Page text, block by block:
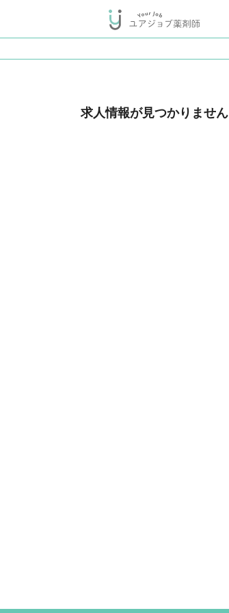
求人情報が見つかりません